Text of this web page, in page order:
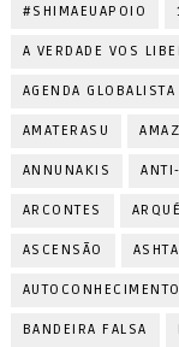
#SHIMAEUAPOIO
A VERDADE VOS
AGENDA GLOBALISTA
AMATERASU
ANNUNAKIS
ARCONTES
ASCENSÃO
AUTOCONHECIMENTO
BANDEIRA FALSA